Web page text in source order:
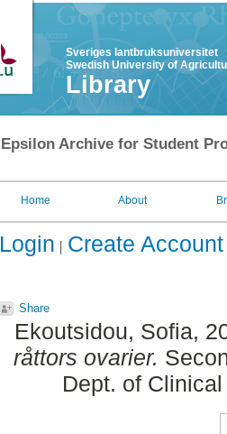
Sveriges lantbruksuniversitet
Swedish University of
Library
Epsilon Archive for Student
Home About
Login Create Account
Share
Ekoutsidou, Sofia,
råttors ovarier.
Dept. of